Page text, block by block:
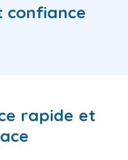
confiance
rapide et